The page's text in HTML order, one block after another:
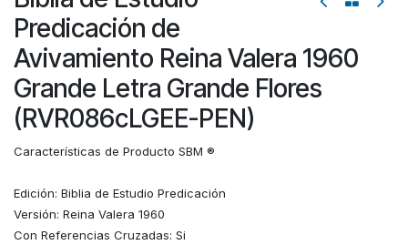
Predicación de
Avivamiento Reina Valera 1960
Grande Letra Grande Flores
(RVR086cLGEE-PEN)
Características de Producto SBM ®
Edición: Biblia de Estudio Predicación
Versión: Reina Valera 1960
Con Referencias Cruzadas: Si